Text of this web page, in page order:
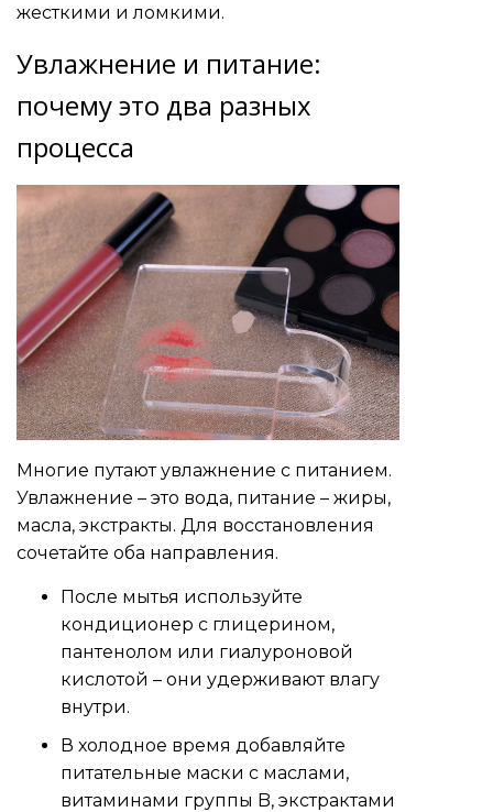
жесткими и ломкими.
Увлажнение и питание:
почему это два разных
процесса
Многие путают увлажнение с питанием.
Увлажнение – это вода, питание – жиры,
масла, экстракты. Для восстановления
сочетайте оба направления.
После мытья используйте
кондиционер с глицерином,
пантенолом или гиалуроновой
кислотой – они удерживают влагу
внутри.
В холодное время добавляйте
питательные маски с маслами,
витаминами группы B, экстрактами